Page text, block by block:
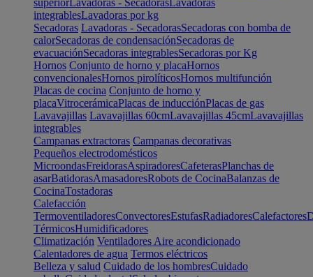
superiorLavadoras - SecadorasLavadoras
integrablesLavadoras por kg
Secadoras Lavadoras - SecadorasSecadoras con bomba de
calorSecadoras de condensaciónSecadoras de
evacuaciónSecadoras integrablesSecadoras por Kg
Hornos Conjunto de horno y placaHornos
convencionalesHornos pirolíticosHornos multifunción
Placas de cocina Conjunto de horno y
placaVitrocerámicaPlacas de inducciónPlacas de gas
Lavavajillas Lavavajillas 60cmLavavajillas 45cmLavavajillas
integrables
Campanas extractoras Campanas decorativas
Pequeños electrodomésticos
MicroondasFreidorasAspiradoresCafeterasPlanchas de
asarBatidorasAmasadoresRobots de CocinaBalanzas de
CocinaTostadoras
Calefacción
TermoventiladoresConvectoresEstufasRadiadoresCalefactores
TérmicosHumidificadores
Climatización Ventiladores Aire acondicionado
Calentadores de agua Termos eléctricos
Belleza y salud Cuidado de los hombresCuidado